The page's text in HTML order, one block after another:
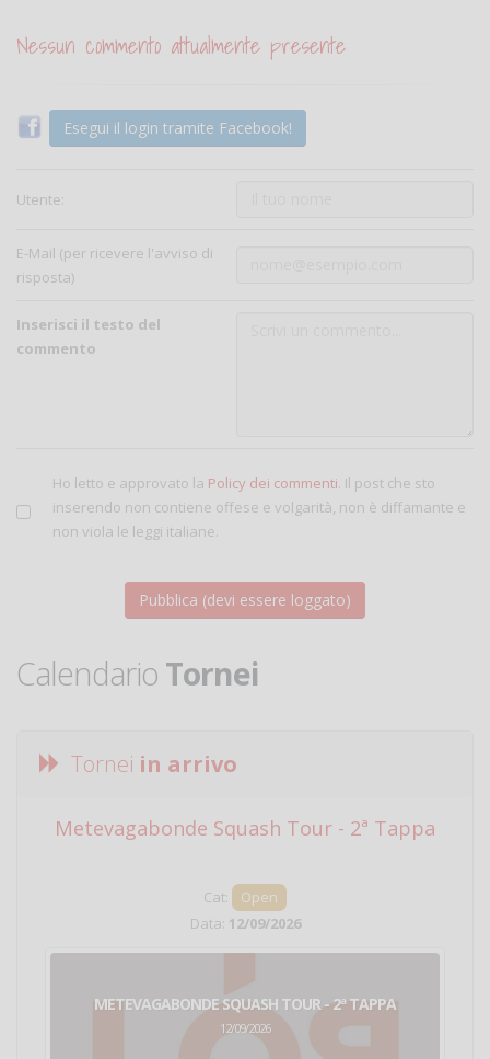
Nessun commento attualmente presente
Esegui il login tramite Facebook!
Utente:
E-Mail (per ricevere l'avviso di
risposta)
Inserisci il testo del
commento
Ho letto e approvato la Policy dei commenti. Il post che sto
inserendo non contiene offese e volgarità, non è diffamante e
non viola le leggi italiane.
Calendario Tornei
Tornei in arrivo
Metevagabonde Squash Tour - 2ª Tappa
Cat:
Open
Data: 12/09/2026
METEVAGABONDE SQUASH TOUR - 2ª TAPPA
12/09/2026